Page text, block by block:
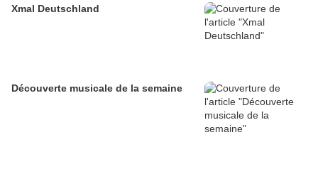
Xmal Deutschland
Découverte musicale de la semaine